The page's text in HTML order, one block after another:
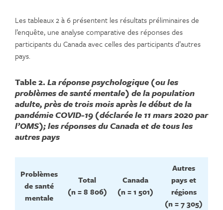
Les tableaux 2 à 6 présentent les résultats préliminaires de
l’enquête, une analyse comparative des réponses des
participants du Canada avec celles des participants d’autres
pays.
Table 2.La réponse psychologique (ou les
problèmes de santé mentale) de la population
adulte, près de trois mois après le début de la
pandémie COVID-19 (déclarée le 11 mars 2020 par
l’OMS); les réponses du Canada et de tous les
autres pays
Problèmes
de santé
mentale
Total
(n = 8 806)
Canada
(n = 1 501)
Autres
pays et
régions
(n = 7 305)